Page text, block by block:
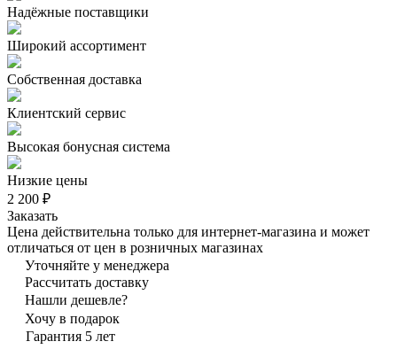
Надёжные поставщики
Широкий ассортимент
Собственная доставка
Клиентский сервис
Высокая бонусная система
Низкие цены
2 200 ₽
Заказать
Цена действительна только для интернет-магазина и может
отличаться от цен в розничных магазинах
Уточняйте у менеджера
Рассчитать доставку
Нашли дешевле?
Хочу в подарок
Гарантия 5 лет